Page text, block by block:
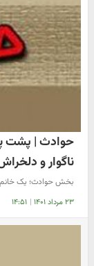
حوادث | پشت
ناگوار و
بخش حوادث؛ یک
۲۳ مرداد ۱۴۰۱ | ۱۴:۵۱